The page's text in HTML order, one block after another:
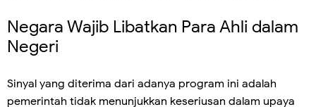
Negara Wajib Libatkan Para Ahli dalam
Negeri
Sinyal yang diterima dari adanya program ini adalah
pemerintah tidak menunjukkan keseriusan dalam upaya